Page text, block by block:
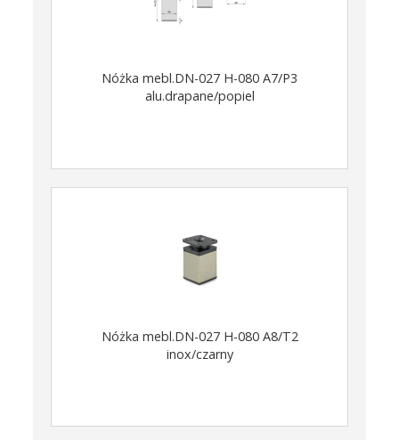
Nóżka mebl.DN-027 H-080 A7/P3
alu.drapane/popiel
Nóżka mebl.DN-027 H-080 A8/T2
inox/czarny